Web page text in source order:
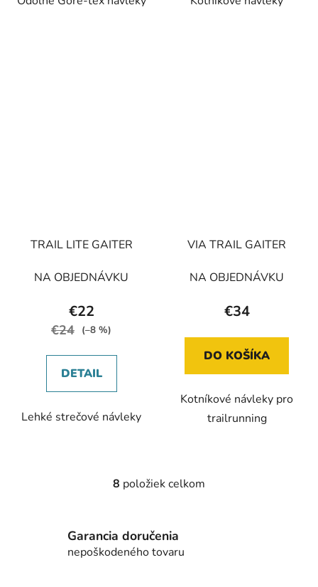
TRAIL LITE GAITER
NA OBJEDNÁVKU
€22
€24 (–8 %)
DETAIL
Lehké strečové návleky
VIA TRAIL GAITER
NA OBJEDNÁVKU
€34
DO KOŠÍKA
Kotníkové návleky pro
trailrunning
O
á
d
8 položiek celkom
Garancia doručenia
nepoškodeného tovaru